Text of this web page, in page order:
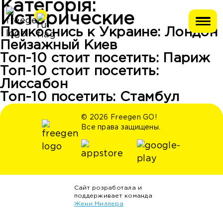
Категорія:
Исторические
Прикоснись к Украине: Лондон
Пейзажный Киев
Топ-10 стоит посетить: Париж
Топ-10 стоит посетить:
Лиссабон
Топ-10 посетить: Стамбул
© 2026 Freegen GO!
Все права защищены.
Сайт розработала и
поддерживает команда
Жени Миллера